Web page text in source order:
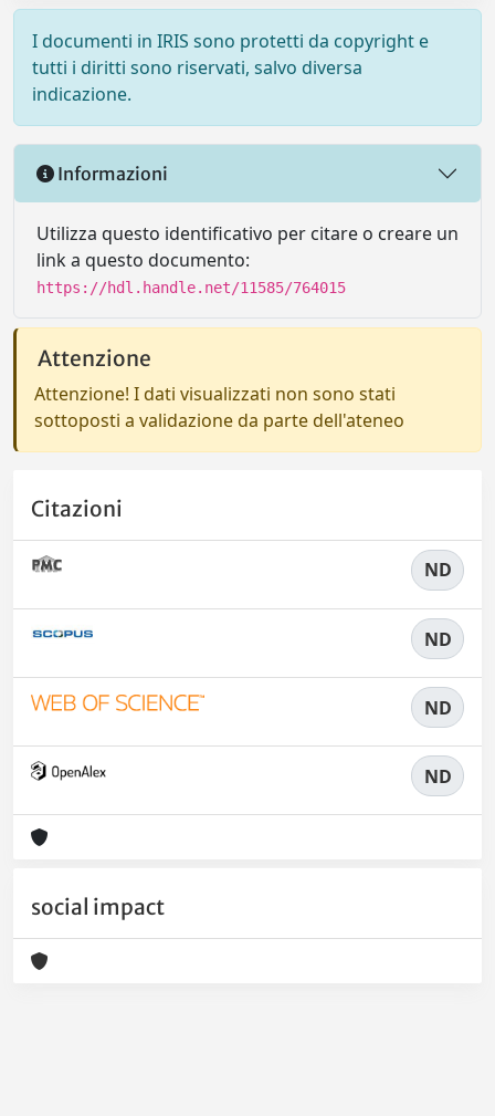
I documenti in IRIS sono protetti da copyright e
tutti i diritti sono riservati, salvo diversa
indicazione.
Informazioni
Utilizza questo identificativo per citare o creare un
link a questo documento:
https://hdl.handle.net/11585/764015
Attenzione
Attenzione! I dati visualizzati non sono stati
sottoposti a validazione da parte dell'ateneo
Citazioni
ND
ND
ND
ND
social impact